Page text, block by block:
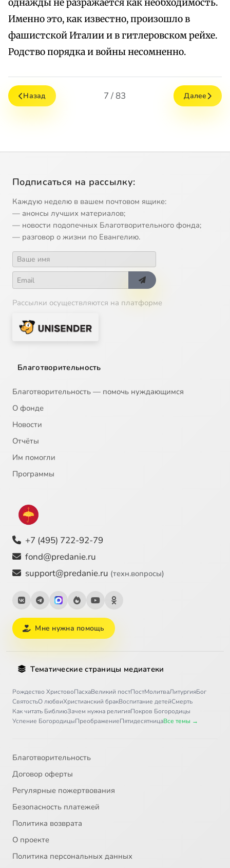
однажды не разражается как необходимость.
Именно это, как известно, произошло в
фашистской Италии и в гитлеровском рейхе.
Родство порядка и войны несомненно.
Назад 7 / 83 Далее
Подписаться на рассылку:
Каждую неделю в вашем почтовом ящике:
— анонсы лучших материалов;
— новости подопечных Благотворительного фонда;
— разговор о жизни по Евангелию.
Рассылки осуществляются на платформе
Благотворительность
Благотворительность — помочь нуждающимся
О фонде
Новости
Отчёты
Им помогли
Программы
+7 (495) 722-92-79
fond@predanie.ru
support@predanie.ru (техн.вопросы)
Мне нужна помощь
Тематические страницы медиатеки
Рождество ХристовоПасхаВеликий постПостМолитваЛитургияБог
СвятостьО любвиХристианский бракВоспитание детейСмерть
Как читать БиблиюЗачем нужна религияПокров Богородицы
Успение БогородицыПреображениеПятидесятницаВсе темы →
Благотворительность
Договор оферты
Регулярные пожертвования
Безопасность платежей
Политика возврата
О проекте
Политика персональных данных